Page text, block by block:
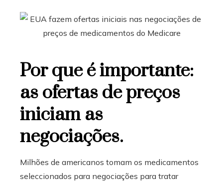
Por que é importante:
as ofertas de preços
iniciam as
negociações.
Milhões de americanos tomam os medicamentos
seleccionados para negociações para tratar